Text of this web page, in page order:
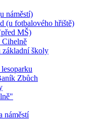
náměstí)
(u fotbalového hřiště)
MŠ)
Cihelně
základní školy
Zbůch
náměstí